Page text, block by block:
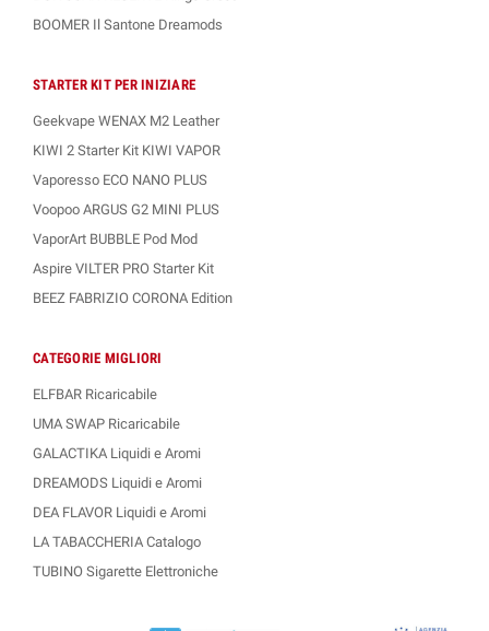
BOOMER Il Santone Dreamods
STARTER KIT PER INIZIARE
Geekvape WENAX M2 Leather
KIWI 2 Starter Kit KIWI VAPOR
Vaporesso ECO NANO PLUS
Voopoo ARGUS G2 MINI PLUS
VaporArt BUBBLE Pod Mod
Aspire VILTER PRO Starter Kit
BEEZ FABRIZIO CORONA Edition
CATEGORIE MIGLIORI
ELFBAR Ricaricabile
UMA SWAP Ricaricabile
GALACTIKA Liquidi e Aromi
DREAMODS Liquidi e Aromi
DEA FLAVOR Liquidi e Aromi
LA TABACCHERIA Catalogo
TUBINO Sigarette Elettroniche